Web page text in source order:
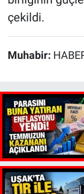
çekildi.
Muhabir: